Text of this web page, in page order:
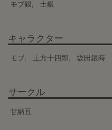
モブ銀 土銀
キャラクター
モブ 土方十四郎 坂田銀時
サークル
甘納豆